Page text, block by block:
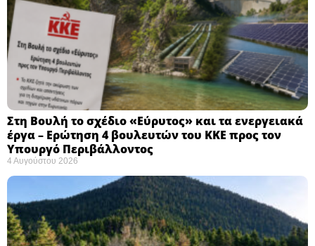
Στη Βουλή το σχέδιο «Εύρυτος» και τα ενεργειακά
έργα – Ερώτηση 4 βουλευτών του ΚΚΕ προς τον
Υπουργό Περιβάλλοντος
4 Αυγούστου 2026